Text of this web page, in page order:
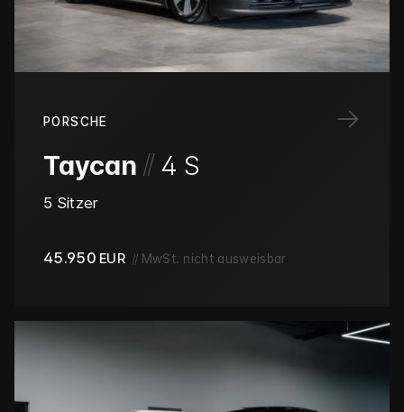
→
PORSCHE
Taycan // 4 S
5 Sitzer
45.950 EUR // MwSt. nicht ausweisbar